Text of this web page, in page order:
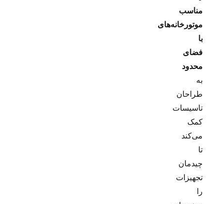
مناسب
موتورخانه‌های
با
فضای
محدود
به
طراحان
تاسیسات
کمک
می‌کند
تا
چیدمان
تجهیزات
را